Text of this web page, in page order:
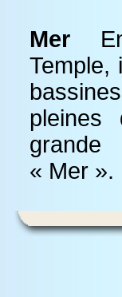
MerEn
Temple,
pleines
« Mer ».